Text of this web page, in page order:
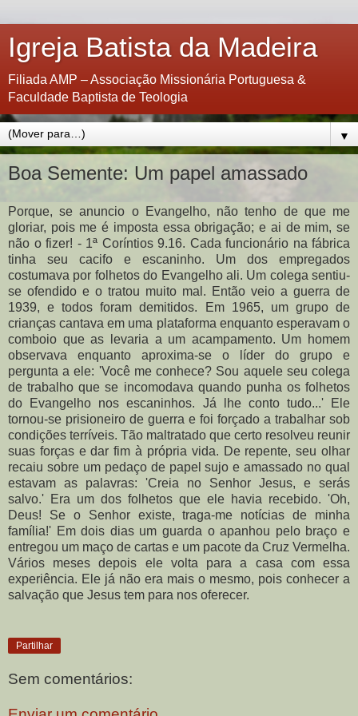
Igreja Batista da Madeira
Filiada AMP – Associação Missionária Portuguesa &
Faculdade Baptista de Teologia
▼
Boa Semente: Um papel amassado
Porque, se anuncio o Evangelho, não tenho de que me
gloriar, pois me é imposta essa obrigação; e ai de mim, se
não o fizer! - 1ª Coríntios 9.16. Cada funcionário na fábrica
tinha seu cacifo e escaninho. Um dos empregados
costumava por folhetos do Evangelho ali. Um colega sentiu-
se ofendido e o tratou muito mal. Então veio a guerra de
1939, e todos foram demitidos. Em 1965, um grupo de
crianças cantava em uma plataforma enquanto esperavam o
comboio que as levaria a um acampamento. Um homem
observava enquanto aproxima-se o líder do grupo e
pergunta a ele: 'Você me conhece? Sou aquele seu colega
de trabalho que se incomodava quando punha os folhetos
do Evangelho nos escaninhos. Já lhe conto tudo...' Ele
tornou-se prisioneiro de guerra e foi forçado a trabalhar sob
condições terríveis. Tão maltratado que certo resolveu reunir
suas forças e dar fim à própria vida. De repente, seu olhar
recaiu sobre um pedaço de papel sujo e amassado no qual
estavam as palavras: 'Creia no Senhor Jesus, e serás
salvo.' Era um dos folhetos que ele havia recebido. 'Oh,
Deus! Se o Senhor existe, traga-me notícias de minha
família!' Em dois dias um guarda o apanhou pelo braço e
entregou um maço de cartas e um pacote da Cruz Vermelha.
Vários meses depois ele volta para a casa com essa
experiência. Ele já não era mais o mesmo, pois conhecer a
salvação que Jesus tem para nos oferecer.
Partilhar
Sem comentários: